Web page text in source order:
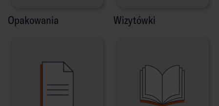
Opakowania Wizytówki